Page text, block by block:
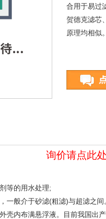
合用于易过
贺德克滤芯
原理均相似。
询价请点此处
等的用水处理;
一般介于砂滤(粗滤)与超滤之
壳内布满悬浮液。目前我国出产